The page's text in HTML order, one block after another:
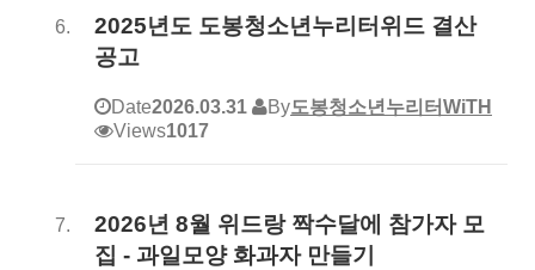
2025년도 도봉청소년누리터위드 결산
공고
Date2026.03.31 By도봉청소년누리터WiTH
Views1017
2026년 8월 위드랑 짝수달에 참가자 모
집 - 과일모양 화과자 만들기